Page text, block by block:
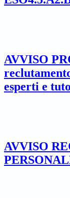
AVVISO
esperti e
AVVISO